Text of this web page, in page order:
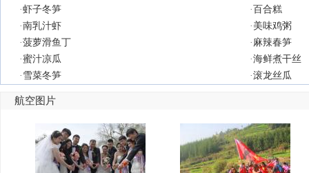
·虾子冬笋 ·百合糕
·南乳汁虾 · 美味鸡粥
·菠萝滑鱼丁 · 麻辣春笋
·蜜汁凉瓜 ·海鲜煮干丝
· 雪菜冬笋 ·滚龙丝瓜
航空图片